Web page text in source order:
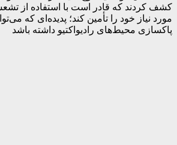
کشف کردند که قادر است با استفاده از
مورد نیاز خود را تأمین کند؛ پدیده‌ای که
پاکسازی محیط‌های رادیواکتیو داشته باشد